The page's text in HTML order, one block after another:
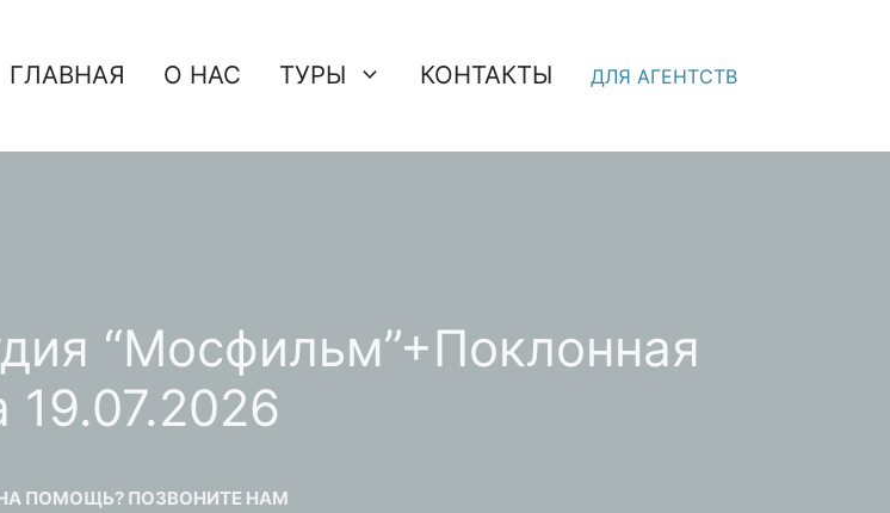
ГЛАВНАЯ О НАС ТУРЫ КОНТАКТЫ ДЛЯ АГЕНТСТВ
“Мосфильм”+Поклонная
19.07.2026
ПОМОЩЬ? ПОЗВОНИТЕ НАМ